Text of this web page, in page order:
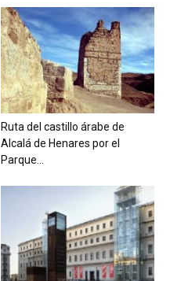
Ruta del castillo árabe de
Alcalá de Henares por el
Parque...